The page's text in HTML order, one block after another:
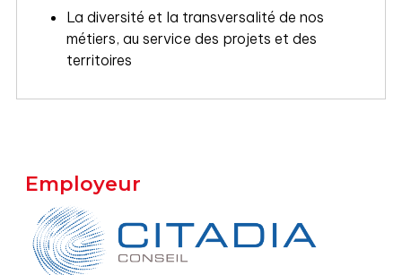
La diversité et la transversalité de nos
métiers, au service des projets et des
territoires
Employeur